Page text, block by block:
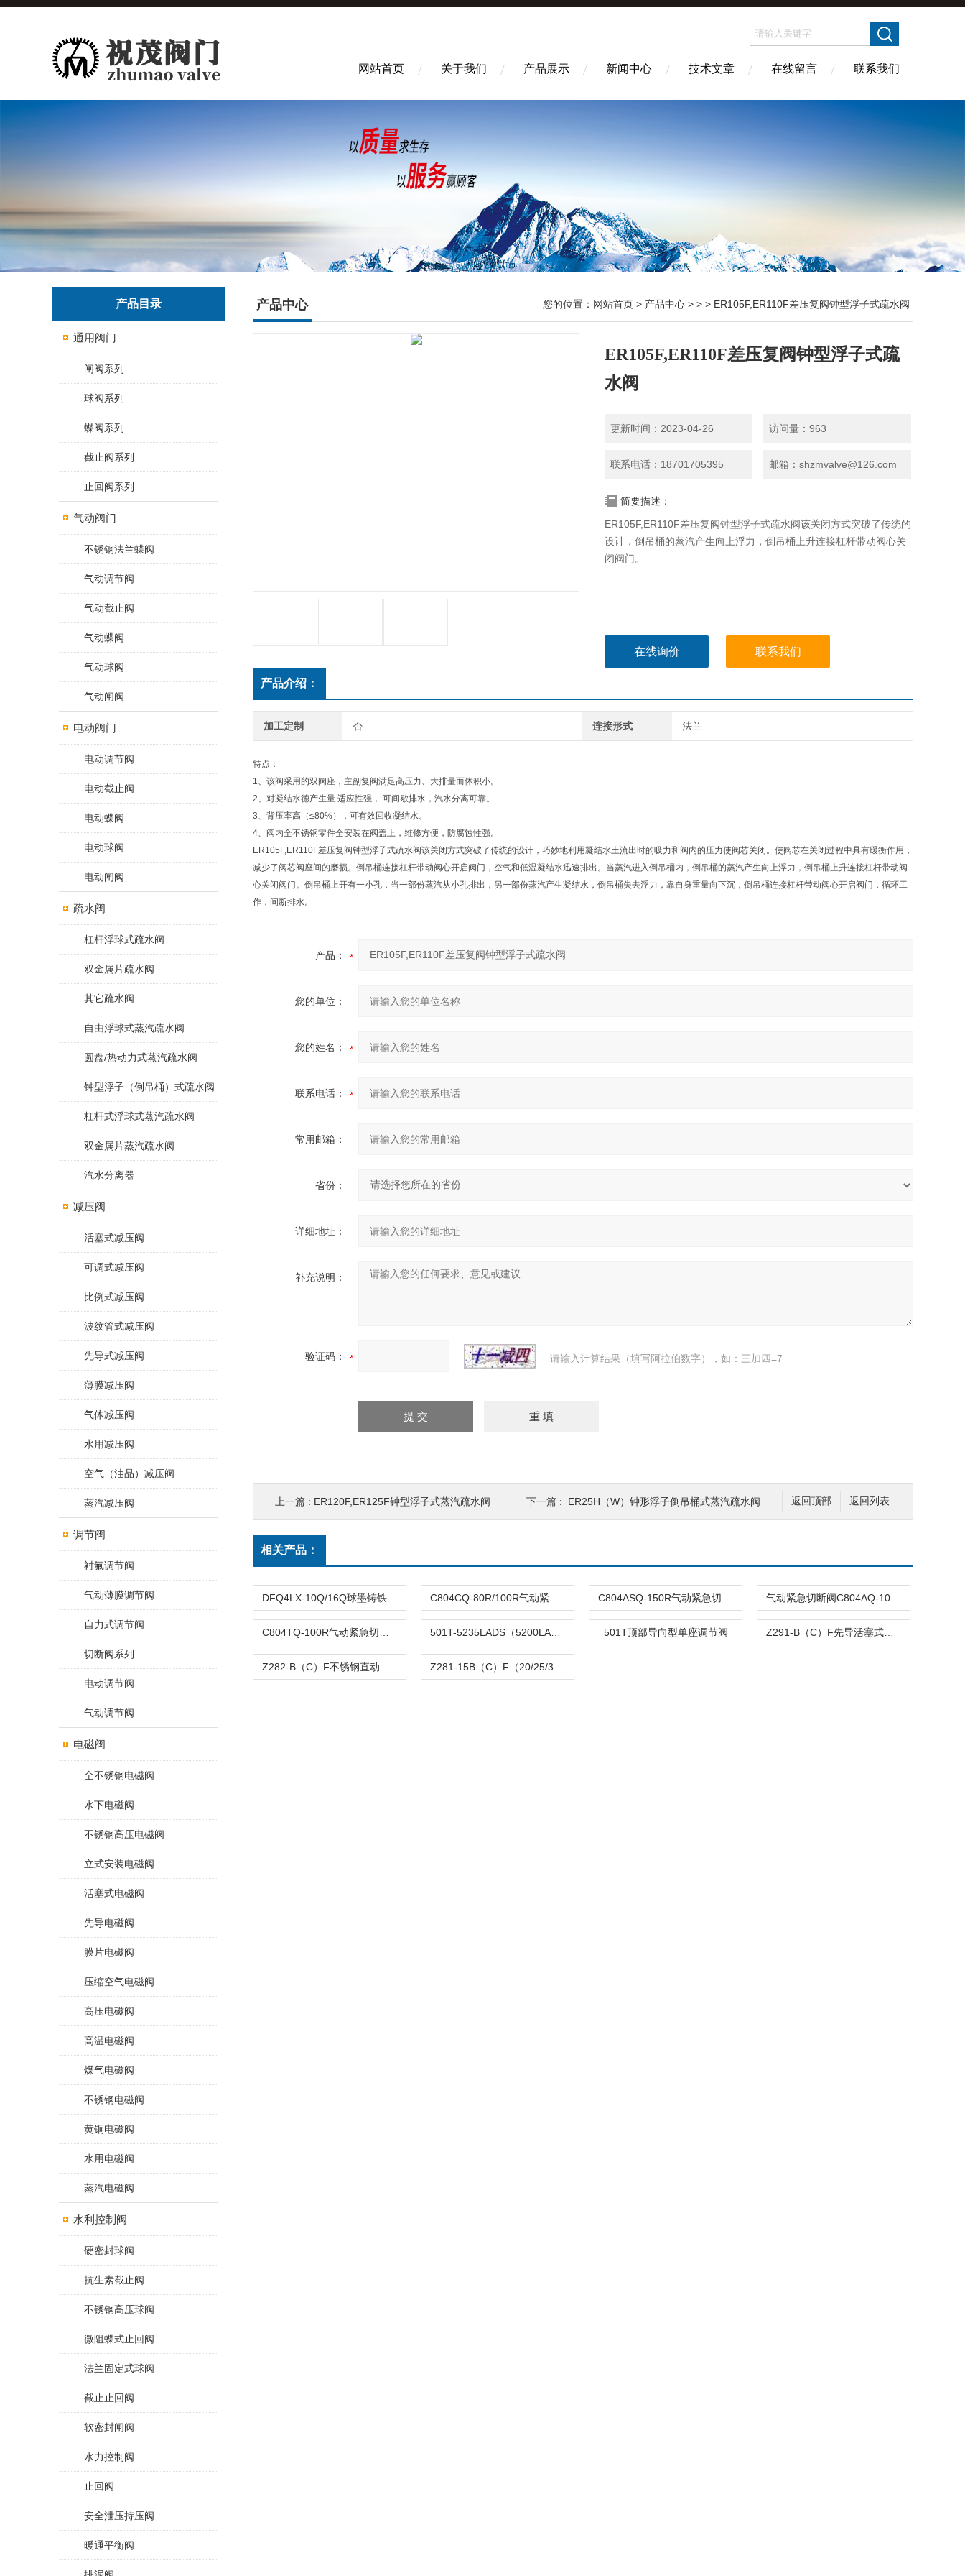
网站首页 关于我们 产品展示 新闻中心 技术文章 在线留言 联系我们
产品目录
通用阀门
闸阀系列
球阀系列
蝶阀系列
截止阀系列
止回阀系列
气动阀门
不锈钢法兰蝶阀
气动调节阀
气动截止阀
气动蝶阀
气动球阀
气动闸阀
电动阀门
电动调节阀
电动截止阀
电动蝶阀
电动球阀
电动闸阀
疏水阀
杠杆浮球式疏水阀
双金属片疏水阀
其它疏水阀
自由浮球式蒸汽疏水阀
圆盘/热动力式蒸汽疏水阀
钟型浮子（倒吊桶）式疏水阀
杠杆式浮球式蒸汽疏水阀
双金属片蒸汽疏水阀
汽水分离器
减压阀
活塞式减压阀
可调式减压阀
比例式减压阀
波纹管式减压阀
先导式减压阀
薄膜减压阀
气体减压阀
水用减压阀
空气（油品）减压阀
蒸汽减压阀
调节阀
衬氟调节阀
气动薄膜调节阀
自力式调节阀
切断阀系列
电动调节阀
气动调节阀
电磁阀
全不锈钢电磁阀
水下电磁阀
不锈钢高压电磁阀
立式安装电磁阀
活塞式电磁阀
先导电磁阀
膜片电磁阀
压缩空气电磁阀
高压电磁阀
高温电磁阀
煤气电磁阀
不锈钢电磁阀
黄铜电磁阀
水用电磁阀
蒸汽电磁阀
水利控制阀
硬密封球阀
抗生素截止阀
不锈钢高压球阀
微阻蝶式止回阀
法兰固定式球阀
截止止回阀
软密封闸阀
水力控制阀
止回阀
安全泄压持压阀
暖通平衡阀
产品中心 您的位置： 网站首页 > 产品中心 > > > ER105F,ER110F差压复阀钟型浮子式疏水阀
ER105F,ER110F差压复阀钟型浮子式疏
水阀
更新时间：2023-04-26 访问量：963
联系电话：18701705395 邮箱：shzmvalve@126.com
简要描述：
ER105F,ER110F差压复阀钟型浮子式疏水阀该关闭方式突破了传统的
设计，倒吊桶的蒸汽产生向上浮力，倒吊桶上升连接杠杆带动阀心关
闭阀门。
在线询价 联系我们
产品介绍：
加工定制 否 连接形式 法兰
特点：
1、该阀采用的双阀座，主副复阀满足高压力、大排量而体积小。
2、对凝结水德产生量 适应性强， 可间歇排水，汽水分离可靠。
3、背压率高（≤80%），可有效回收凝结水。
4、阀内全不锈钢零件全安装在阀盖上，维修方便，防腐蚀性强。
ER105F,ER110F差压复阀钟型浮子式疏水阀该关闭方式突破了传统的设计，巧妙地利用凝结水土流出时的吸力和阀内的压力使阀芯关闭。使阀芯在关闭过程中具有缓衡作用，
减少了阀芯阀座间的磨损。倒吊桶连接杠杆带动阀心开启阀门，空气和低温凝结水迅速排出。当蒸汽进入倒吊桶内，倒吊桶的蒸汽产生向上浮力，倒吊桶上升连接杠杆带动阀
心关闭阀门。倒吊桶上开有一小孔，当一部份蒸汽从小孔排出，另一部份蒸汽产生凝结水，倒吊桶失去浮力，靠自身重量向下沉，倒吊桶连接杠杆带动阀心开启阀门，循环工
作，间断排水。
产品：
您的单位：
您的姓名：
联系电话：
常用邮箱：
省份：
详细地址：
补充说明：
验证码： 请输入计算结果（填写阿拉伯数字），如：三加四=7
返回列表
返回顶部
上一篇 : ER120F,ER125F钟型浮子式蒸汽疏水阀 下一篇 : ER25H（W）钟形浮子倒吊桶式蒸汽疏水阀
相关产品：
501T顶部导向型单座调节阀